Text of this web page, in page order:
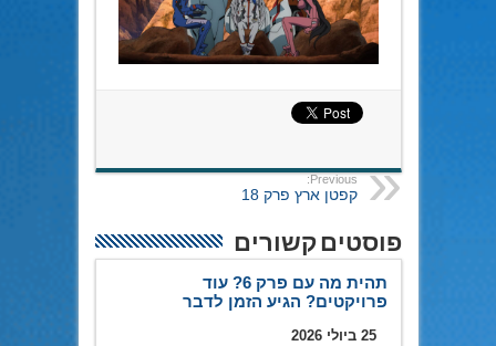
Previous:
קפטן ארץ פרק 18
פוסטים קשורים
תהית מה עם פרק 6? עוד
פרויקטים? הגיע הזמן לדבר
25 ביולי 2026